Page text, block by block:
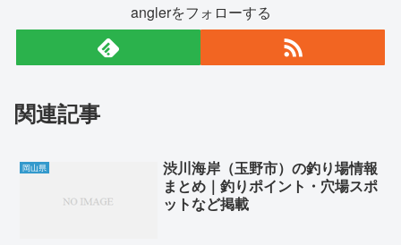
anglerをフォローする
関連記事
岡山県
渋川海岸（玉野市）の釣り場情報
まとめ｜釣りポイント・穴場スポ
ットなど掲載